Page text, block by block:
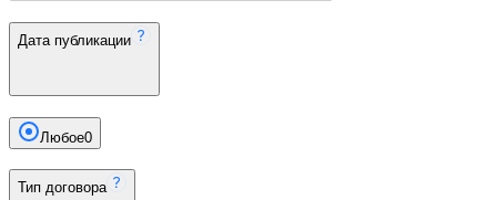
Дата публикации
Любое0
Тип договора